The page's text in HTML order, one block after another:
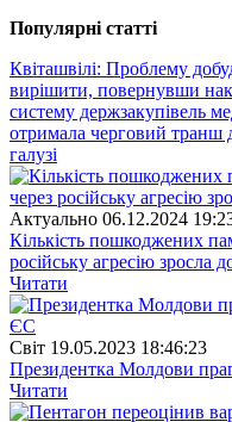
Популярнi статтi
Квіташвілі: Проблему
вирішити, повернувши
систему держзакупівель
отримала черговий транш
галузі
Актуально 06.12.2024
Кількість пошкоджених
російську агресію зросла
Читати
Свiт 19.05.2023 18:46:23
Президентка Молдови
Читати